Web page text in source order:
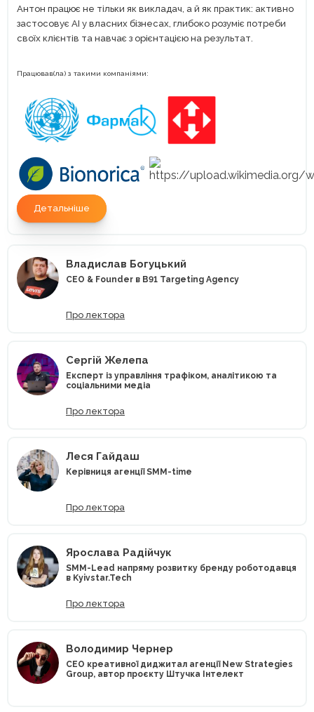
Антон працює не тільки як викладач, а й як практик: активно
застосовує AI у власних бізнесах, глибоко розуміє потреби
своїх клієнтів та навчає з орієнтацією на результат.
Працював(ла) з такими компаніями:
Детальніше
Владислав Богуцький
CEO & Founder в B91 Targeting Agency
Про лектора
Сергій Желепа
Експерт із управління трафіком, аналітикою та
соціальними медіа
Про лектора
Леся Гайдаш
Керівниця агенції SMM-time
Про лектора
Ярослава Радійчук
SMM-Lead напряму розвитку бренду роботодавця
в Kyivstar.Tech
Про лектора
Володимир Чернер
CEO креативної диджитал агенції New Strategies
Group, автор проєкту Штучка Інтелект